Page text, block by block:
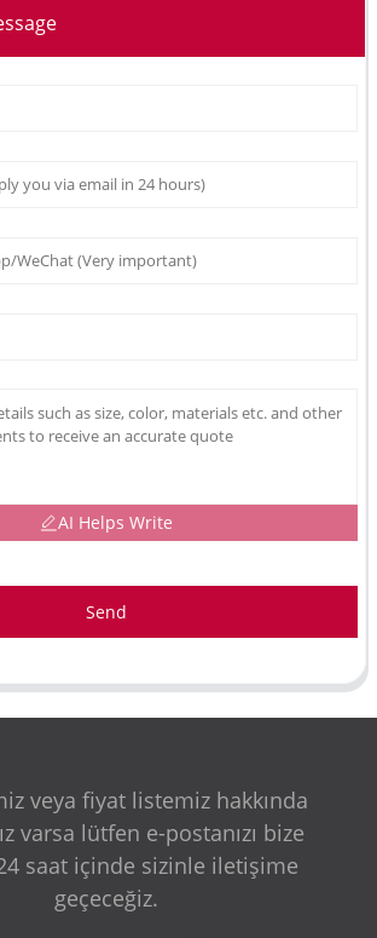
AI Helps Write
Send
veya fiyat listemiz hakkında
varsa lütfen e-postanızı bize
24 saat içinde sizinle iletişime
geçeceğiz.